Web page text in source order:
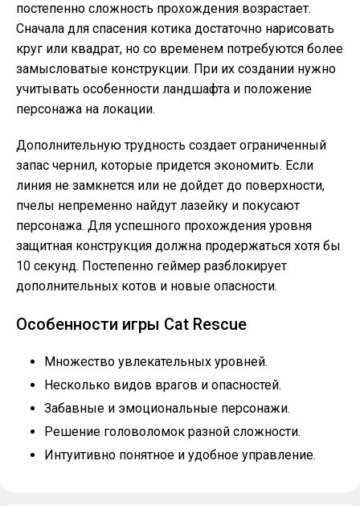
постепенно сложность прохождения возрастает.
Сначала для спасения котика достаточно нарисовать
круг или квадрат, но со временем потребуются более
замысловатые конструкции. При их создании нужно
учитывать особенности ландшафта и положение
персонажа на локации.
Дополнительную трудность создает ограниченный
запас чернил, которые придется экономить. Если
линия не замкнется или не дойдет до поверхности,
пчелы непременно найдут лазейку и покусают
персонажа. Для успешного прохождения уровня
защитная конструкция должна продержаться хотя бы
10 секунд. Постепенно геймер разблокирует
дополнительных котов и новые опасности.
Особенности игры Cat Rescue
Множество увлекательных уровней.
Несколько видов врагов и опасностей.
Забавные и эмоциональные персонажи.
Решение головоломок разной сложности.
Интуитивно понятное и удобное управление.